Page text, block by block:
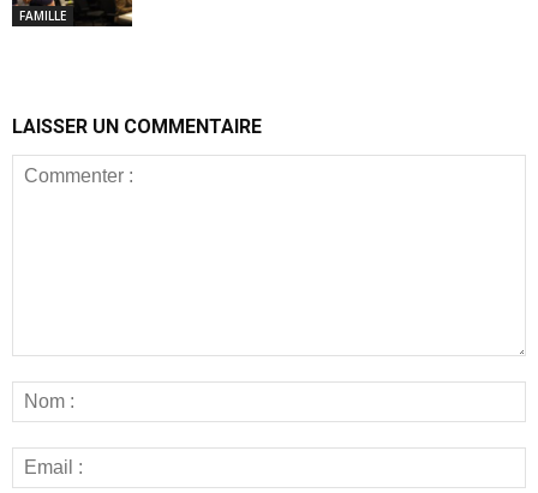
FAMILLE
LAISSER UN COMMENTAIRE